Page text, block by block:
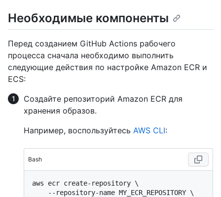
Необходимые компоненты
Перед созданием GitHub Actions рабочего
процесса сначала необходимо выполнить
следующие действия по настройке Amazon ECR и
ECS:
Создайте репозиторий Amazon ECR для
хранения образов.
Например, воспользуйтесь AWS CLI:
Bash
aws ecr create-repository \